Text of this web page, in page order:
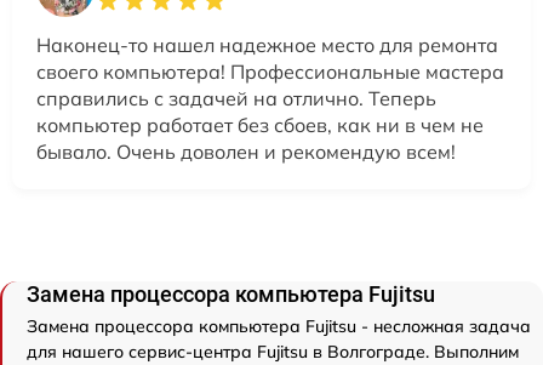
Наконец-то нашел надежное место для ремонта
своего компьютера! Профессиональные мастера
справились с задачей на отлично. Теперь
компьютер работает без сбоев, как ни в чем не
бывало. Очень доволен и рекомендую всем!
Замена процессора компьютера Fujitsu
Замена процессора компьютера Fujitsu - несложная задача
для нашего сервис-центра Fujitsu в Волгограде. Выполним